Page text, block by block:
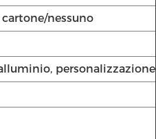
nessuno
personalizzazione